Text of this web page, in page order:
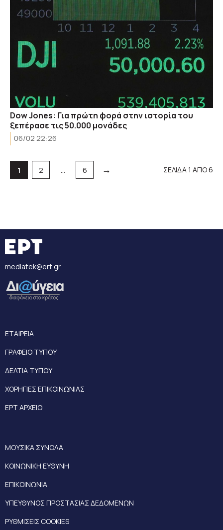
Dow Jones: Για πρώτη φορά στην ιστορία του
ξεπέρασε τις 50.000 μονάδες
06/02 22:26
Σελίδα
1 Σελίδα
2 … Σελίδα
6 → ΣΕΛΙΔΑ 1 ΑΠΟ 6
mediatek@ert.gr
ΕΤΑΙΡΕΙΑ
ΓΡΑΦΕΙΟ ΤΥΠΟΥ
ΔΕΛΤΙΑ ΤΥΠΟΥ
ΧΟΡΗΓΙΕΣ ΕΠΙΚΟΙΝΩΝΙΑΣ
ΕΡΤ ΑΡΧΕΙΟ
ΜΟΥΣΙΚΑ ΣΥΝΟΛΑ
ΚΟΙΝΩΝΙΚΗ ΕΥΘΥΝΗ
ΕΠΙΚΟΙΝΩΝΙΑ
ΥΠΕΥΘΥΝΟΣ ΠΡΟΣΤΑΣΙΑΣ ΔΕΔΟΜΕΝΩΝ
ΡΥΘΜΙΣΕΙΣ COOKIES